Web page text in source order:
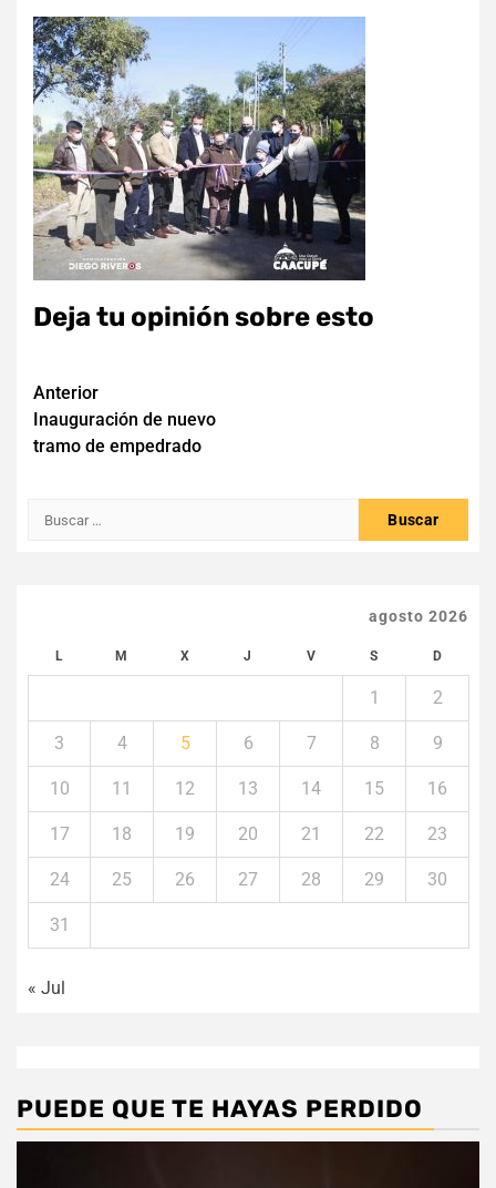
Deja tu opinión sobre esto
Navegación
de
Anterior
Inauguración de nuevo
tramo de empedrado
Buscar:
agosto 2026
L M X J V S D
1 2
3 4 5 6 7 8 9
10 11 12 13 14 15 16
17 18 19 20 21 22 23
24 25 26 27 28 29 30
31
« Jul
PUEDE QUE TE HAYAS PERDIDO